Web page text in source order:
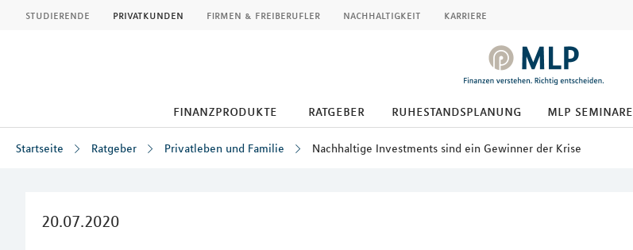
studierende privatkunden firmen & freiberufler nachhaltigkeit karriere
finanzprodukte ratgeber ruhestandsplanung mlp seminare
Startseite Ratgeber Privatleben und Familie Nachhaltige Investments sind ein Gewinner der Krise
20.07.2020